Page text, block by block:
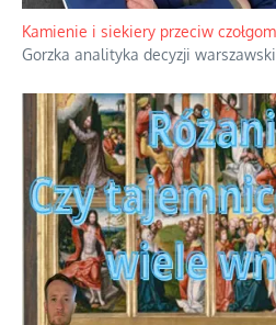
Familijny spór o biskupie sakry
Rodzinna polemika wokół sakr w